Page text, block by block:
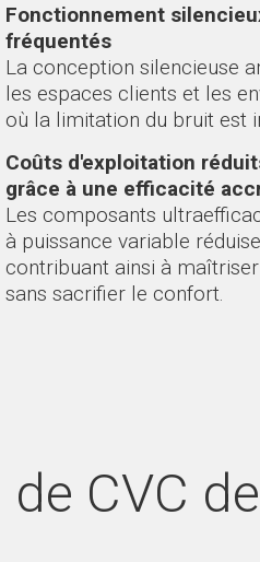
Fonctionnement
fréquentés
La conception silencieuse
les espaces clients et les
où la limitation du bruit est
Coûts d'exploitation
grâce à une efficacité
Les composants
à puissance variable
contribuant ainsi à
sans sacrifier le confort.
de CVC